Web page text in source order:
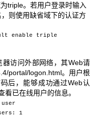
triple。若用户登录时输入
则使用缺省域下的认证方
enable triple
访问外部网络，其Web请
portal/logon.html。用户根
后，能够成功通过Web认
看已在线用户的信息。
1